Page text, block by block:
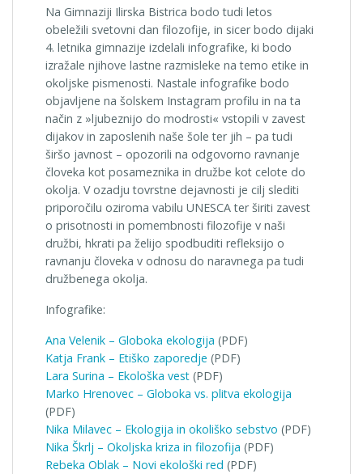
Na Gimnaziji Ilirska Bistrica bodo tudi letos
obeležili svetovni dan filozofije, in sicer bodo dijaki
4. letnika gimnazije izdelali infografike, ki bodo
izražale njihove lastne razmisleke na temo etike in
okoljske pismenosti. Nastale infografike bodo
objavljene na šolskem Instagram profilu in na ta
način z »ljubeznijo do modrosti« vstopili v zavest
dijakov in zaposlenih naše šole ter jih – pa tudi
širšo javnost – opozorili na odgovorno ravnanje
človeka kot posameznika in družbe kot celote do
okolja. V ozadju tovrstne dejavnosti je cilj slediti
priporočilu oziroma vabilu UNESCA ter širiti zavest
o prisotnosti in pomembnosti filozofije v naši
družbi, hkrati pa želijo spodbuditi refleksijo o
ravnanju človeka v odnosu do naravnega pa tudi
družbenega okolja.
Infografike:
Ana Velenik – Globoka ekologija (PDF)
Katja Frank – Etiško zaporedje (PDF)
Lara Surina – Ekološka vest (PDF)
Marko Hrenovec – Globoka vs. plitva ekologija
(PDF)
Nika Milavec – Ekologija in okoliško sebstvo (PDF)
Nika Škrlj – Okoljska kriza in filozofija (PDF)
Rebeka Oblak – Novi ekološki red (PDF)